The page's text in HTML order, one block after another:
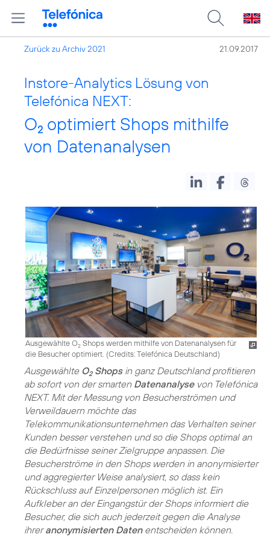
Zurück zu Archiv 2021 21.09.2017
Instore-Analytics Lösung von
Telefónica NEXT:
O2 optimiert Shops mithilfe
von Datenanalysen
Ausgewählte O2 Shops werden mithilfe von Datenanalysen für
die Besucher optimiert. (Credits: Telefónica Deutschland)
Ausgewählte O2Shopsin ganz Deutschland profitieren
ab sofort von der smarten Datenanalysevon Telefónica
NEXT. Mit der Messung von Besucherströmen und
Verweildauern möchte das
Telekommunikationsunternehmen das Verhalten seiner
Kunden besser verstehen und so die Shops optimal an
die Bedürfnisse seiner Zielgruppe anpassen. Die
Besucherströme in den Shops werden in anonymisierter
und aggregierter Weise analysiert, so dass kein
Rückschluss auf Einzelpersonen möglich ist. Ein
Aufkleber an der Eingangstür der Shops informiert die
Besucher, die sich auch jederzeit gegen die Analyse
ihreranonymisierten Datenentscheiden können.